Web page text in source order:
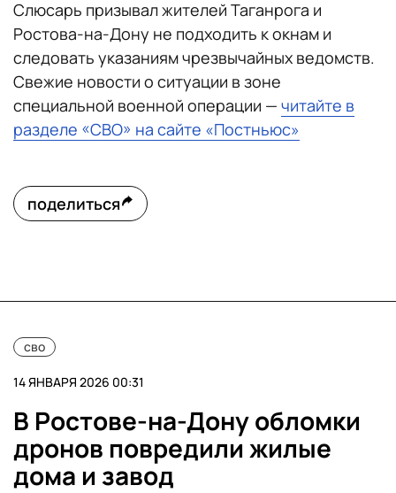
Слюсарь призывал жителей Таганрога и
Ростова-на-Дону не подходить к окнам и
следовать указаниям чрезвычайных ведомств.
Свежие новости о ситуации в зоне
специальной военной операции — читайте в
разделе «СВО» на сайте «Постньюс»
поделиться
сво
14 ЯНВАРЯ 2026 00:31
В Ростове-на-Дону обломки
дронов повредили жилые
дома и завод